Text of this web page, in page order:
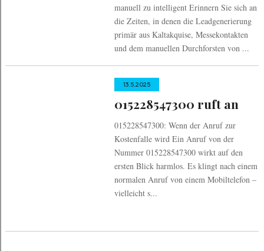
manuell zu intelligent Erinnern Sie sich an
die Zeiten, in denen die Leadgenerierung
primär aus Kaltakquise, Messekontakten
und dem manuellen Durchforsten von ...
13.5.2025
015228547300 ruft an
015228547300: Wenn der Anruf zur
Kostenfalle wird Ein Anruf von der
Nummer 015228547300 wirkt auf den
ersten Blick harmlos. Es klingt nach einem
normalen Anruf von einem Mobiltelefon –
vielleicht s...